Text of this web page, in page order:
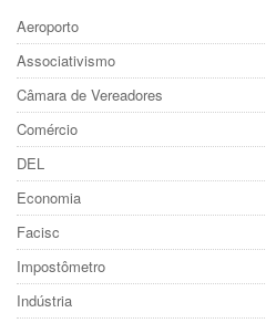
Aeroporto
Associativismo
Câmara de Vereadores
Comércio
DEL
Economia
Facisc
Impostômetro
Indústria